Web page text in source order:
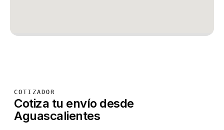
COTIZADOR
Cotiza tu envío desde
Aguascalientes